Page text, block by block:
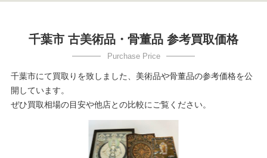
千葉市 古美術品・骨董品 参考買取価格
千葉市にて買取りを致しました、美術品や骨董品の参考価格を公
開しています。
ぜひ買取相場の目安や他店との比較にご覧ください。